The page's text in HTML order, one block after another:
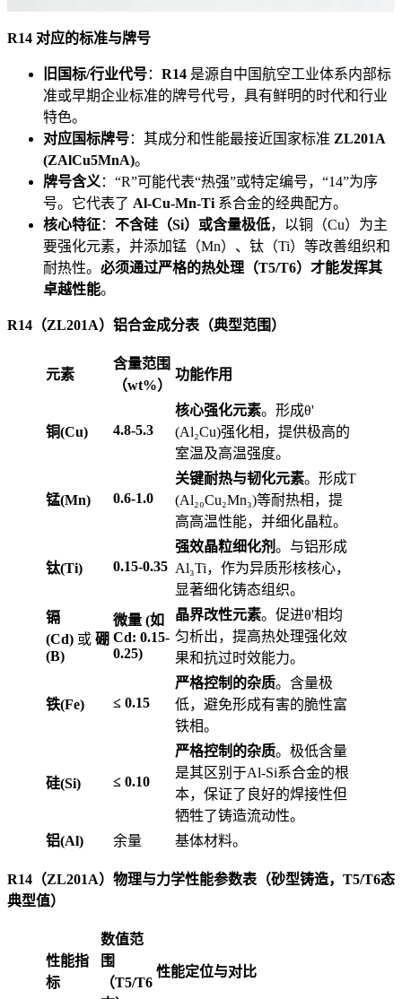
R14 对应的标准与牌号
旧国标/行业代号： R14 是源自中国航空工业体系内部标
准或早期企业标准的牌号代号，具有鲜明的时代和行业
特色。
对应国标牌号：其成分和性能最接近国家标准 ZL201A
(ZAlCu5MnA)。
牌号含义 ：“R”可能代表“热强”或特定编号，“14”为序
号。它代表了 Al-Cu-Mn-Ti 系合金的经典配方。
核心特征： 不含硅（Si）或含量极低，以铜（Cu）为主
要强化元素，并添加锰（Mn）、钛（Ti）等改善组织和
耐热性。 必须通过严格的热处理（T5/T6）才能发挥其
卓越性能。
R14（ZL201A）铝合金成分表（典型范围）
元素
含量范围
（wt%）
功能作用
铜(Cu) 4.8-5.3
核心强化元素。形成θ'
(Al₂Cu)强化相，提供极高的
室温及高温强度。
锰(Mn) 0.6-1.0
关键耐热与韧化元素。形成T
(Al₂₀Cu₂Mn₃)等耐热相，提
高高温性能，并细化晶粒。
钛(Ti) 0.15-0.35
强效晶粒细化剂。与铝形成
Al₃Ti，作为异质形核核心，
显著细化铸态组织。
镉
(Cd) 或 硼
(B)
微量 (如
Cd: 0.15-
0.25)
晶界改性元素。促进θ'相均
匀析出，提高热处理强化效
果和抗过时效能力。
铁(Fe) ≤ 0.15
严格控制的杂质。含量极
低，避免形成有害的脆性富
铁相。
硅(Si) ≤ 0.10
严格控制的杂质。极低含量
是其区别于Al-Si系合金的根
本，保证了良好的焊接性但
牺牲了铸造流动性。
铝(Al)
余量 基体材料。
R14（ZL201A）物理与力学性能参数表（砂型铸造，T5/T6态
典型值）
性能指
标
数值范
围
（T5/T6
性能定位与对比